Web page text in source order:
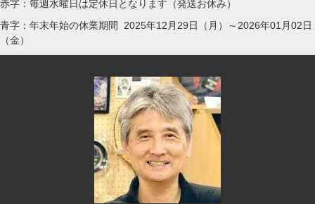
赤字：毎週水曜日は定休日となります（発送お休み）
青字：年末年始の休業期間 2025年12月29日（月）～2026年01月02日
（金）